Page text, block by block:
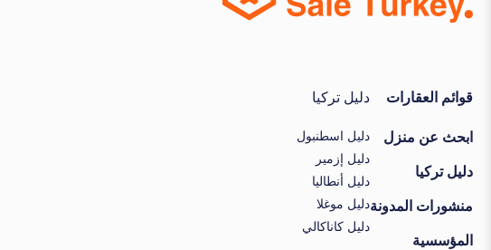
قوائم العقارات
ابحث عن منزل
دليل تركيا
منشورات المدونة
المؤسسية
دليل تركيا
دليل اسطنبول
دليل إزمير
دليل أنطاليا
دليل موغلا
دليل كاناكالي